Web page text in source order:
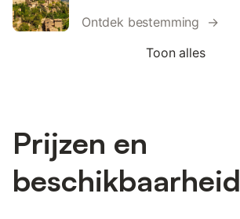
Ontdek bestemming →
Toon alles
Prijzen en
beschikbaarheid